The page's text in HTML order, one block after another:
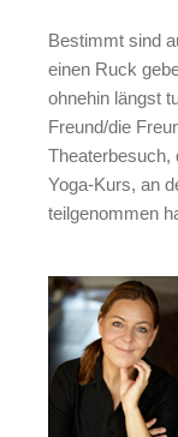
Bestimmt sind
einen Ruck
ohnehin längst
Freund/die
Theaterbesuch,
Yoga-Kurs, an
teilgenommen